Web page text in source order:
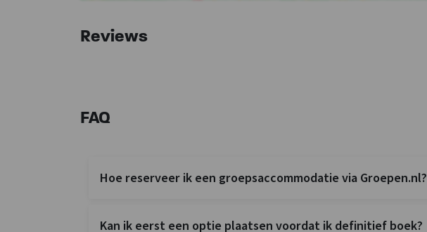
Reviews
FAQ
Hoe reserveer ik een groepsaccommodatie via Groepen.nl?
Kan ik eerst een optie plaatsen voordat ik definitief boek?